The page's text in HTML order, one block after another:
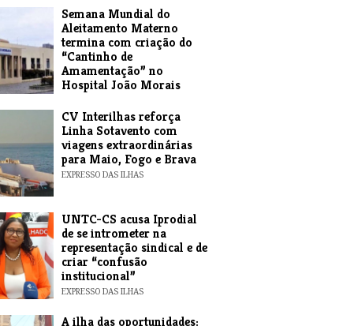
Semana Mundial do
Aleitamento Materno
termina com criação do
“Cantinho de
Amamentação” no
Hospital João Morais
​CV Interilhas reforça
Linha Sotavento com
viagens extraordinárias
para Maio, Fogo e Brava
EXPRESSO DAS ILHAS
UNTC-CS acusa Iprodial
de se intrometer na
representação sindical e de
criar “confusão
institucional”
EXPRESSO DAS ILHAS
A ilha das oportunidades: